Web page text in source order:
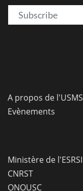
Email
A propos de l'USMS
Evènements
Ministère de l'ESRSI
CNRST
ONOUSC